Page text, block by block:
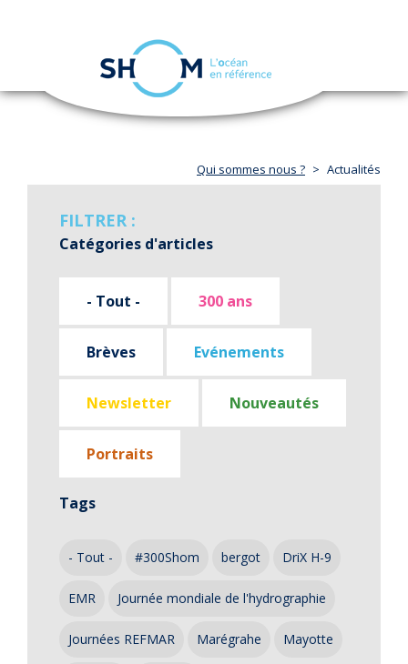
Aller
navigation
Qui sommes nous ? Actualités
FILTRER :
Catégories d'articles
- Tout - 300 ans
Brèves Evénements
Newsletter Nouveautés
Portraits
Tags
- Tout - #300Shom bergot DriX H-9
EMR Journée mondiale de l'hydrographie
Journées REFMAR Marégrahe Mayotte